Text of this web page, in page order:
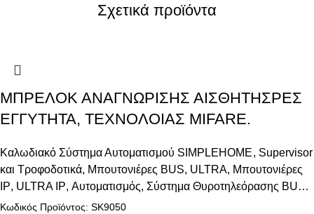
Σχετικά προϊόντα
ΜΠΡΕΛΟΚ ΑΝΑΓΝΩΡΙΣΗΣ ΑΙΣΘΗΤΗΣΡΕΣ
ΕΓΓΥΤΗΤΑ, ΤΕΧΝΟΛΟΙΑΣ MIFARE.
Καλωδιακό Σύστημα Αυτοματισμού SIMPLEHOME, Supervisor
και Τροφοδοτικά, Μπουτονιέρες BUS, ULTRA, Μπουτονιέρες
IP, ULTRA IP, Αυτοματισμός, Σύστημα Θυροτηλεόρασης BUS,
Σύστημα Θυροτηλεόρασης IP
Κωδικός Προϊόντος: SK9050